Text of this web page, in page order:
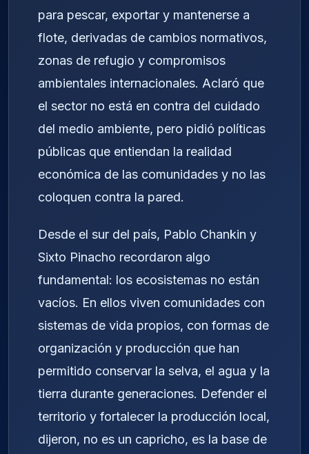
para pescar, exportar y mantenerse a
flote, derivadas de cambios normativos,
zonas de refugio y compromisos
ambientales internacionales. Aclaró que
el sector no está en contra del cuidado
del medio ambiente, pero pidió políticas
públicas que entiendan la realidad
económica de las comunidades y no las
coloquen contra la pared.
Desde el sur del país, Pablo Chankin y
Sixto Pinacho recordaron algo
fundamental: los ecosistemas no están
vacíos. En ellos viven comunidades con
sistemas de vida propios, con formas de
organización y producción que han
permitido conservar la selva, el agua y la
tierra durante generaciones. Defender el
territorio y fortalecer la producción local,
dijeron, no es un capricho, es la base de